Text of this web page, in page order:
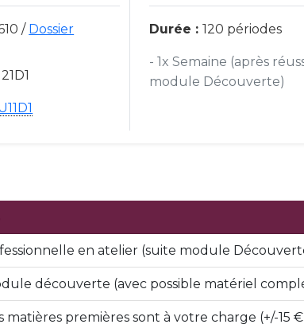
/ Dossier
Durée : 120 périodes
- 1x Semaine (après
module Découverte)
en atelier (suite module
découverte (avec possible matériel
matières premières sont à votre charge (+/-15